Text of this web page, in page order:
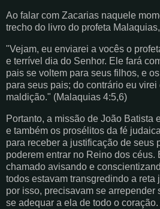
Ao falar com Zacarias naquele
trecho do livro do profeta
"Vejam, eu enviarei a vocês o
e terrível dia do Senhor. Ele fará
pais se voltem para seus filhos, e
para seus pais; do contrário eu
maldição." (Malaquias 4:5,6)
Portanto, a missão de João Batista
e também os prosélitos da fé
para receber a justificação de seus
poderem entrar no Reino dos céus.
chamado avisando e
todos estavam transgredindo a reta
por isso, precisavam se arrepender
se adequar a ela de todo o